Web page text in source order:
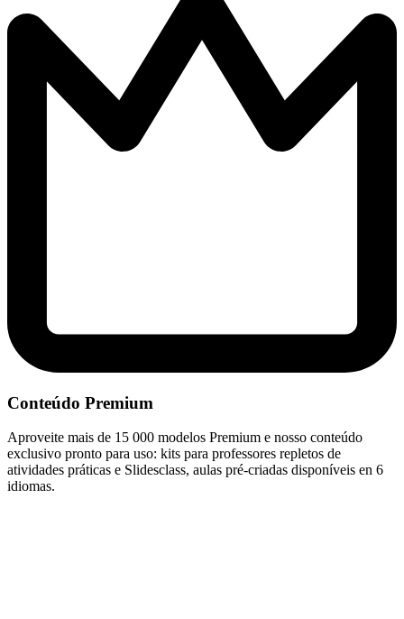
Conteúdo Premium
Aproveite mais de 15 000 modelos Premium e nosso conteúdo
exclusivo pronto para uso: kits para professores repletos de
atividades práticas e Slidesclass, aulas pré-criadas disponíveis en 6
idiomas.